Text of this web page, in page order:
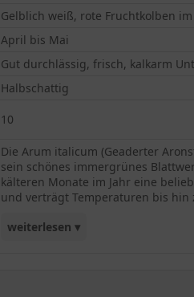
Gelblich weiß, rote Fruchtkolben
April bis Mai
Gut durchlässig, frisch, kalkarm
Halbschattig
10
Die Arum italicum (Geaderter
sein schönes immergrünes
kälteren Monate im Jahr eine
und verträgt Temperaturen bis hin
weiterlesen ▾